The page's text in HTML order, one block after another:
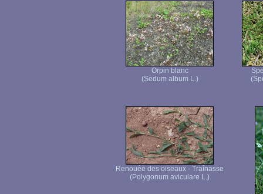
Orpin blanc
(Sedum album L.)
Renouée des oiseaux - Traînasse
(Polygonum aviculare L.)